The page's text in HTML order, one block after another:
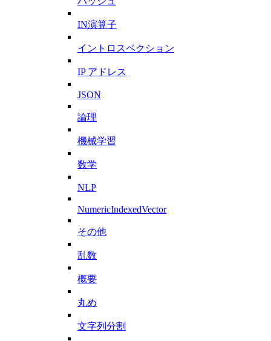
IN演算子
イントロスペクション
IP アドレス
JSON
論理
機械学習
数学
NLP
NumericIndexedVector
その他
乱数
概要
丸め
文字列分割